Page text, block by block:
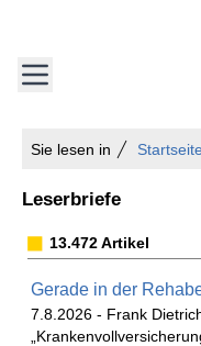
Sie lesen in Startseite
Leserbriefe
13.472 Artikel
Gerade in der
7.8.2026 - Frank